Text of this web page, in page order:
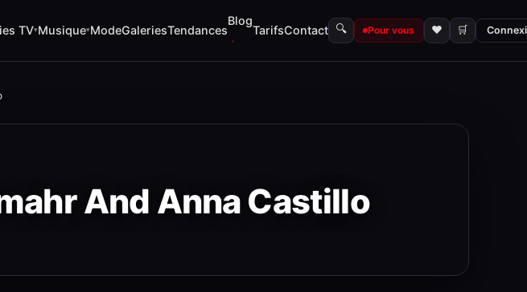
TV▾Musique▾ModeGaleriesTendances
Blog
TarifsContact 🔍 Pour vous ♥ 🛒
And Anna Castillo